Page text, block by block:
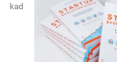
kad